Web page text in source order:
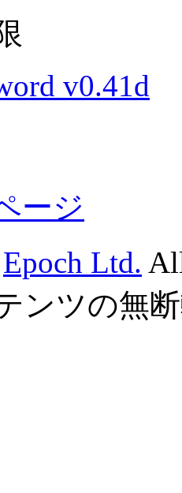
v0.41d
ージ
Epoch Ltd.
ンツの無